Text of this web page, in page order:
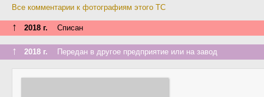
Все комментарии к фотографиям этого ТС
↑ 2018 г. Списан
↑ 2018 г. Передан в другое предприятие или на завод